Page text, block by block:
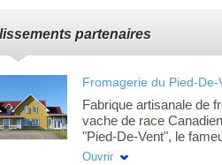
partenaires
Fromagerie du Pied-De-
Fabrique artisanale de
vache de race
"Pied-De-Vent", le
mixte, la "Tomme des
Ouvrir